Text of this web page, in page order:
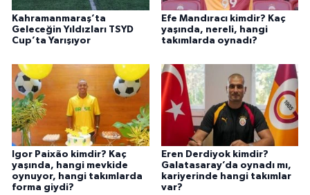
Kahramanmaraş’ta
Geleceğin Yıldızları TSYD
Cup’ta Yarışıyor
Efe Mandıracı kimdir? Kaç
yaşında, nereli, hangi
takımlarda oynadı?
Igor Paixão kimdir? Kaç
yaşında, hangi mevkide
oynuyor, hangi takımlarda
forma giydi?
Eren Derdiyok kimdir?
Galatasaray’da oynadı mı,
kariyerinde hangi takımlar
var?